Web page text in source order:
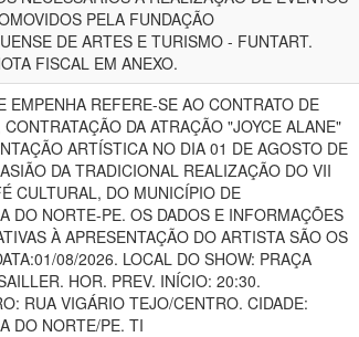
PELA FUNDAÇÃO
DE ARTES E TURISMO - FUNTART.
FISCAL EM ANEXO.
EMPENHA REFERE-SE AO CONTRATO DE
DA ATRAÇÃO "JOYCE ALANE"
ARTÍSTICA NO DIA 01 DE AGOSTO DE
DA TRADICIONAL REALIZAÇÃO DO VII
CULTURAL, DO MUNICÍPIO DE
DO NORTE-PE. OS DADOS E INFORMAÇÕES
À APRESENTAÇÃO DO ARTISTA SÃO OS
08/2026. LOCAL DO SHOW: PRAÇA
HOR. PREV. INÍCIO: 20:30.
RUA VIGÁRIO TEJO/CENTRO. CIDADE:
DO NORTE/PE. TI